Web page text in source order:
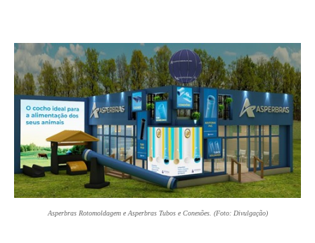
Asperbras Rotomoldagem e Asperbras Tubos e Conexões. (Foto: Divulgação)